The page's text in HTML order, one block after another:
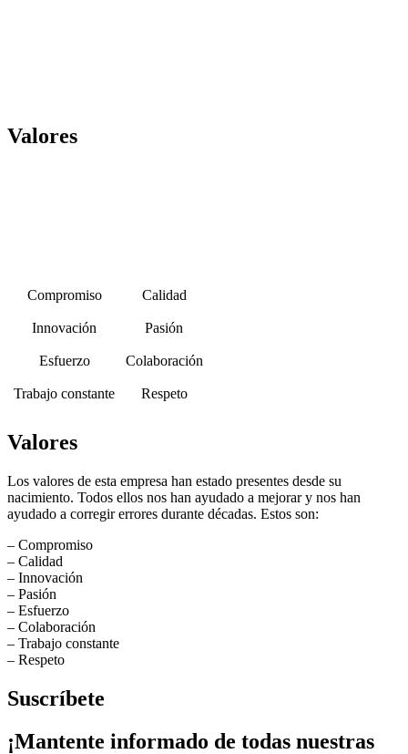
Valores
Compromiso Calidad
Innovación Pasión
Esfuerzo Colaboración
Trabajo constante Respeto
Valores
Los valores de esta empresa han estado presentes desde su
nacimiento. Todos ellos nos han ayudado a mejorar y nos han
ayudado a corregir errores durante décadas. Estos son:
– Compromiso
– Calidad
– Innovación
– Pasión
– Esfuerzo
– Colaboración
– Trabajo constante
– Respeto
Suscríbete
¡Mantente informado de todas nuestras